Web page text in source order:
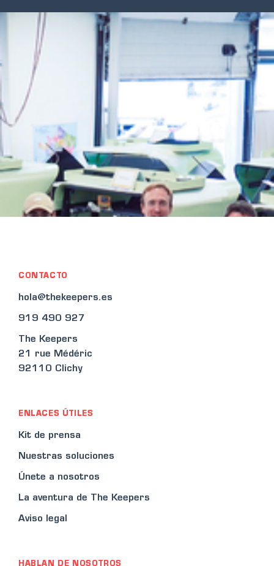
CONTACTO
hola@thekeepers.es
919 490 927
The Keepers
21 rue Médéric
92110 Clichy
ENLACES ÚTILES
Kit de prensa
Nuestras soluciones
Únete a nosotros
La aventura de The Keepers
Aviso legal
HABLAN DE NOSOTROS